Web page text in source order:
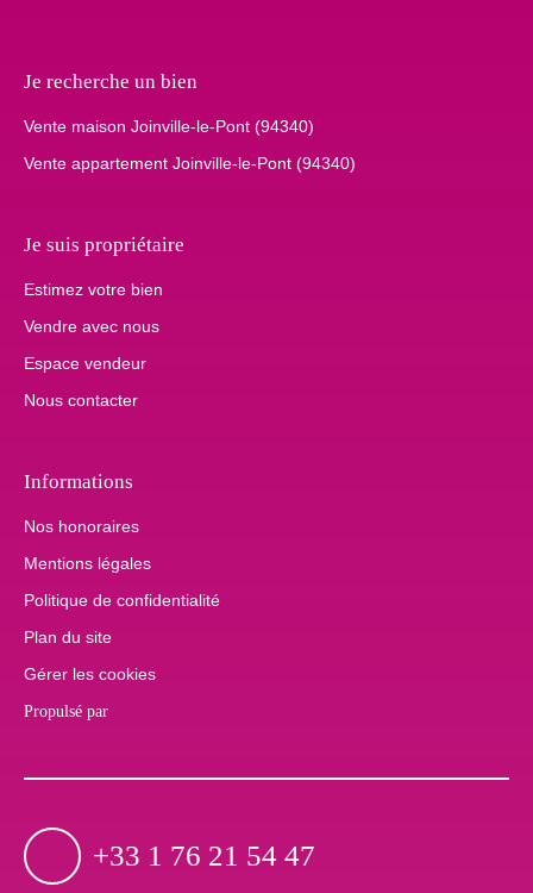
Je recherche un bien
Vente maison Joinville-le-Pont (94340)
Vente appartement Joinville-le-Pont (94340)
Je suis propriétaire
Estimez votre bien
Vendre avec nous
Espace vendeur
Nous contacter
Informations
Nos honoraires
Mentions légales
Politique de confidentialité
Plan du site
Gérer les cookies
Propulsé par
+33 1 76 21 54 47